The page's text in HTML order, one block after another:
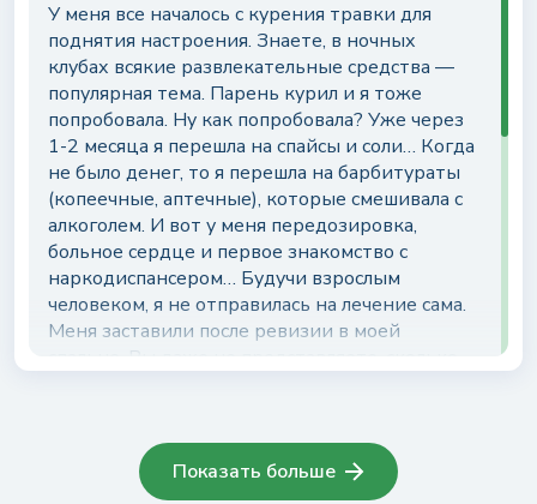
моему сыну уже год и я не понимаю, как мог
ставить на своей жизни крест раньше!
У меня все началось с курения травки для
поднятия настроения. Знаете, в ночных
клубах всякие развлекательные средства —
популярная тема. Парень курил и я тоже
попробовала. Ну как попробовала? Уже через
1-2 месяца я перешла на спайсы и соли… Когда
не было денег, то я перешла на барбитураты
(копеечные, аптечные), которые смешивала с
алкоголем. И вот у меня передозировка,
больное сердце и первое знакомство с
наркодиспансером… Будучи взрослым
человеком, я не отправилась на лечение сама.
Меня заставили после ревизии в моей
спальне. Вы даже не представляете, сколько
именно тогда, когда я увидела десятки (если
не сотню!) пустых упаковок из-под лекарств,
содержащих кодеин и барбитурат,
Показать больше